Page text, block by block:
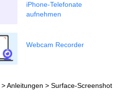
iPhone-Telefonate
aufnehmen
Webcam Recorder
>Anleitungen > Surface-Screenshot